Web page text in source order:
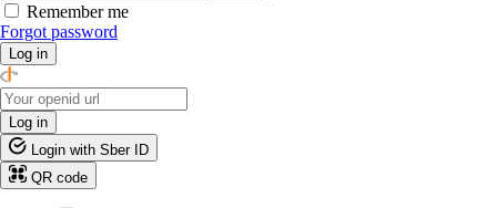
Remember me
Forgot password
Log in
Log in
Login with Sber ID
QR code